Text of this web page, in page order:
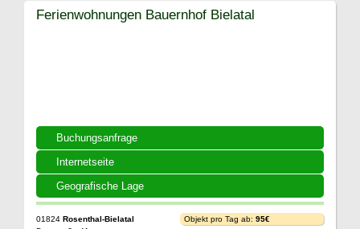
Buchungsanfrage
Internetseite
Geografische Lage
Ferienwohnungen Bauernhof Bielatal
01824 Rosenthal-Bielatal
Objekt pro Tag ab: 95€